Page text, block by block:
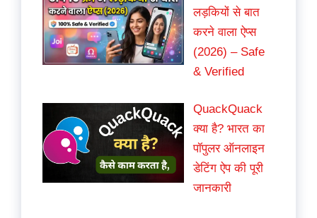
लड़कियों से बात
करने वाला ऐप्स
(2026) – Safe
& Verified
QuackQuack
क्या है? भारत का
पॉपुलर ऑनलाइन
डेटिंग ऐप की पूरी
जानकारी